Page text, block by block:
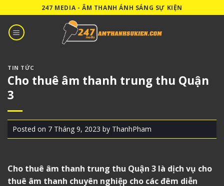
to
content
247 MEDIA - ÂM THANH ÁNH SÁNG SỰ KIỆN
TIN TỨC
Cho thuê âm thanh trung thu Quận
3
Posted on 7 Tháng 9, 2023 by ThanhPham
Cho thuê âm thanh trung thu Quận 3 là dịch vụ cho
thuê âm thanh chuyên nghiệp cho các đêm diễn